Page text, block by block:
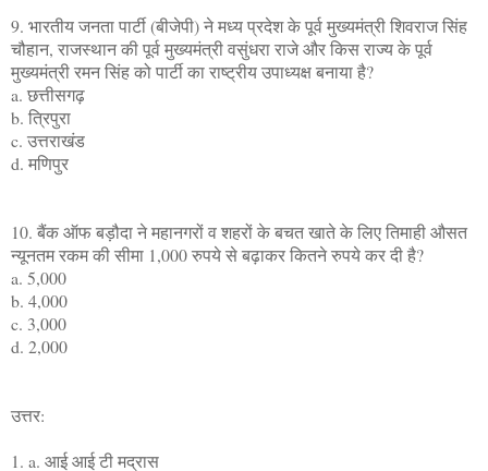
9. भारतीय जनता पार्टी (बीजेपी) ने मध्य प्रदेश के पूर्व मुख्यमंत्री शिवराज सिंह
चौहान, राजस्थान की पूर्व मुख्यमंत्री वसुंधरा राजे और किस राज्य के पूर्व
मुख्यमंत्री रमन सिंह को पार्टी का राष्ट्रीय उपाध्यक्ष बनाया है?
a. छत्तीसगढ़
b. त्रिपुरा
c. उत्तराखंड
d. मणिपुर
10. बैंक ऑफ बड़ौदा ने महानगरों व शहरों के बचत खाते के लिए तिमाही औसत
न्यूनतम रकम की सीमा 1,000 रुपये से बढ़ाकर कितने रुपये कर दी है?
a. 5,000
b. 4,000
c. 3,000
d. 2,000
उत्तर:
1. a. आई आई टी मद्रास